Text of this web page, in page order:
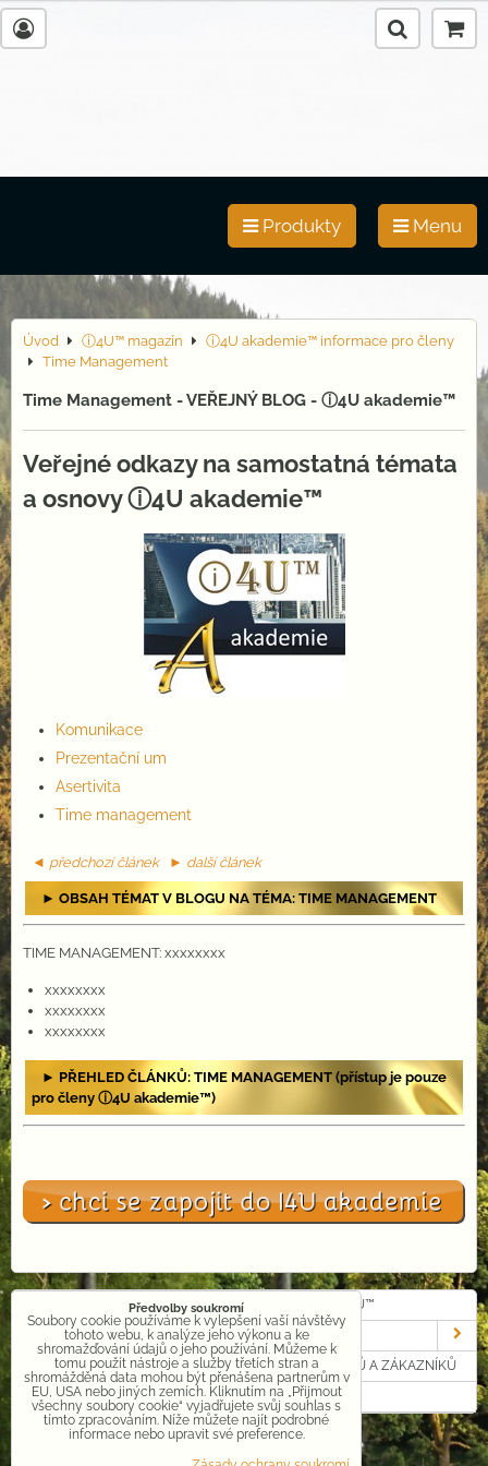
Produkty Menu
Úvod ⓘ4U™ magazín
ⓘ4U akademie™ informace pro členy
Time Management
Time Management - VEŘEJNÝ BLOG - ⓘ4U akademie™
Veřejné odkazy na samostatná témata
a osnovy ⓘ4U akademie™
Komunikace
Prezentační um
Asertivita
Time management
◄ předchozí článek ► další článek
► OBSAH TÉMAT V BLOGU NA TÉMA: TIME MANAGEMENT
TIME MANAGEMENT: xxxxxxxx
xxxxxxxx
xxxxxxxx
xxxxxxxx
► PŘEHLED ČLÁNKŮ: TIME MANAGEMENT (přístup je pouze
pro členy ⓘ4U akademie™)
VLOŽIT A ODESLAT NOVÝ ČLÁNEK DO Ⓘ4U MAGAZÍNU™
RYCHLÉ ZPRÁVY Ⓘ4U™
Ⓘ4U™ MAGAZÍN - MARKETINGOVÉ ČLÁNKY PARTNERŮ A ZÁKAZNÍKŮ
INFORMACE PRO REGISTROVANÉ
Předvolby soukromí
Soubory cookie používáme k vylepšení vaší návštěvy
tohoto webu, k analýze jeho výkonu a ke
shromažďování údajů o jeho používání. Můžeme k
tomu použít nástroje a služby třetích stran a
shromážděná data mohou být přenášena partnerům v
EU, USA nebo jiných zemích. Kliknutím na „Přijmout
všechny soubory cookie“ vyjadřujete svůj souhlas s
tímto zpracováním. Níže můžete najít podrobné
informace nebo upravit své preference.